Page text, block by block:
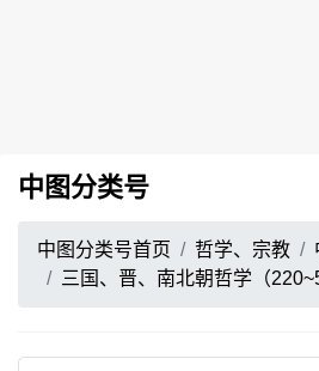
中图分类号
中图分类号首页 哲学、宗教
三国、晋、南北朝哲学（